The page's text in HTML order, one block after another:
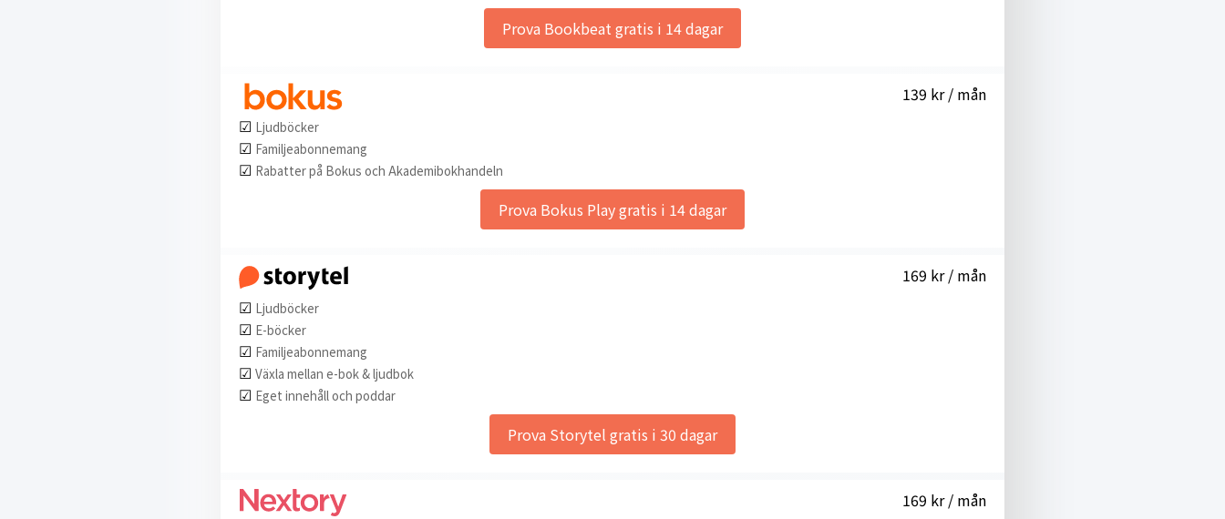
Prova Bookbeat gratis i 14 dagar
139 kr / mån
☑︎ Ljudböcker
☑︎ Familjeabonnemang
☑︎ Rabatter på Bokus och Akademibokhandeln
Prova Bokus Play gratis i 14 dagar
169 kr / mån
☑︎ Ljudböcker
☑︎ E-böcker
☑︎ Familjeabonnemang
☑︎ Växla mellan e-bok & ljudbok
☑︎ Eget innehåll och poddar
Prova Storytel gratis i 30 dagar
169 kr / mån